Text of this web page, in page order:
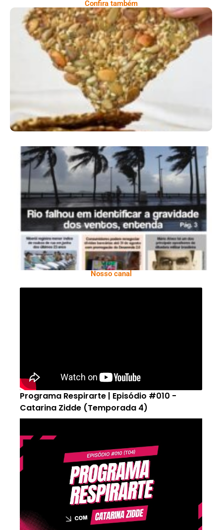
Confira também
Comer Bem: Cracker De Sementes
Ano X – Número 366 01 A 07 De Agosto De
2026
Nosso canal
Programa Respirarte | Episódio #010 -
Catarina Zidde (Temporada 4)